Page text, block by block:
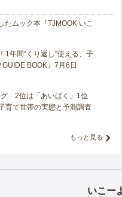
たムック本『TJMOOK いこ
1年間“くり返し”使える、子
BOOK』7月6日
グ 2位は「あいぱく」1位
育て世帯の実態と予測調査
もっと見る
いこー